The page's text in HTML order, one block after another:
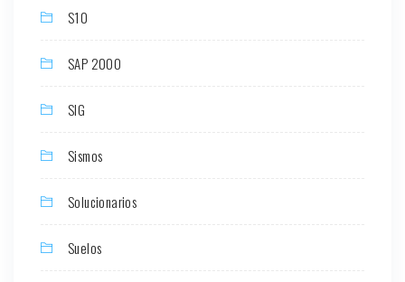
S10
SAP 2000
SIG
Sismos
Solucionarios
Suelos